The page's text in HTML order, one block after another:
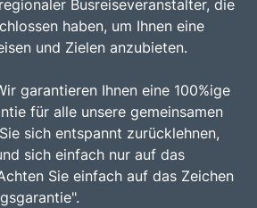
Busreiseveranstalter, die
haben, um Ihnen eine
und Zielen anzubieten.
garantieren Ihnen eine 100%ige
für alle unsere gemeinsamen
sich entspannt zurücklehnen,
sich einfach nur auf das
Sie einfach auf das Zeichen